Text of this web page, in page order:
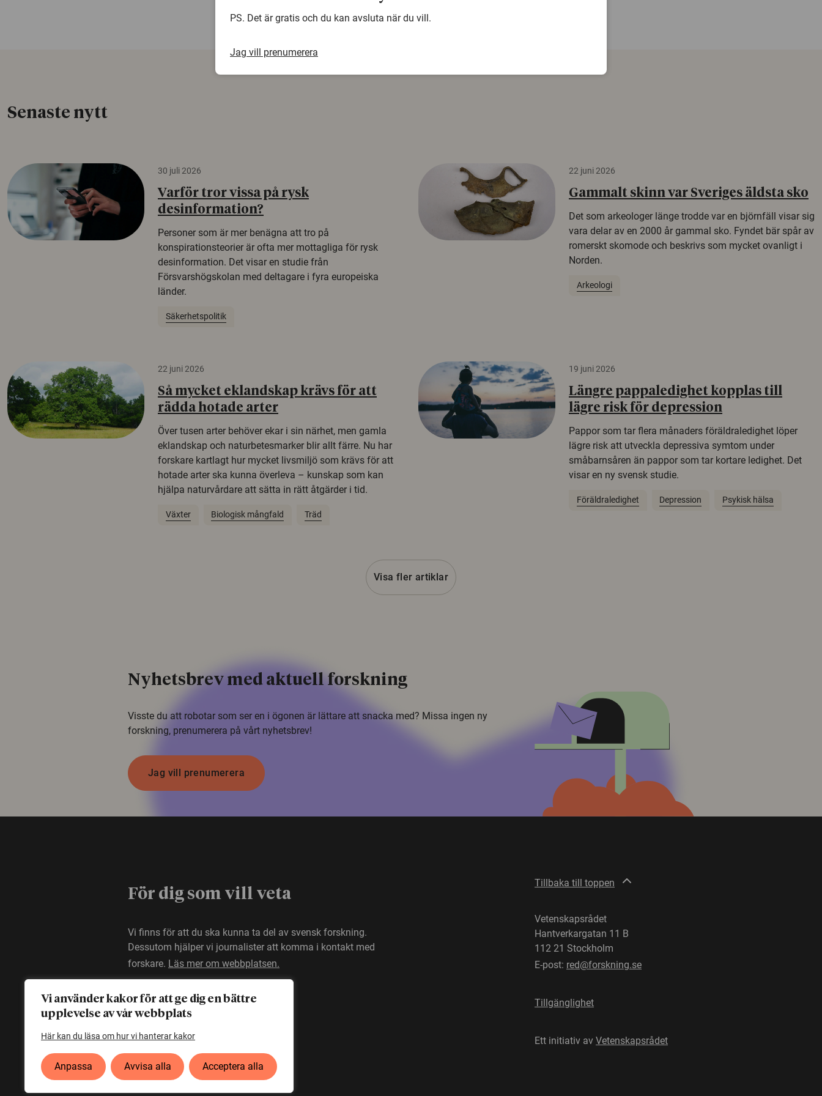
Vi använder kakor för att ge dig en bättre
upplevelse av vår webbplats
Här kan du läsa om hur vi hanterar kakor
Anpassa Avvisa alla Acceptera alla
Senaste nytt
30 juli 2026
Varför tror vissa på rysk
desinformation?
Personer som är mer benägna att tro på
konspirationsteorier är ofta mer mottagliga för rysk
desinformation. Det visar en studie från
Försvarshögskolan med deltagare i fyra europeiska
länder.
Säkerhetspolitik
22 juni 2026
Gammalt skinn var Sveriges äldsta sko
Det som arkeologer länge trodde var en björnfäll visar sig
vara delar av en 2000 år gammal sko. Fyndet bär spår av
romerskt skomode och beskrivs som mycket ovanligt i
Norden.
Arkeologi
22 juni 2026
Så mycket eklandskap krävs för att
rädda hotade arter
Över tusen arter behöver ekar i sin närhet, men gamla
eklandskap och naturbetesmarker blir allt färre. Nu har
forskare kartlagt hur mycket livsmiljö som krävs för att
hotade arter ska kunna överleva – kunskap som kan
hjälpa naturvårdare att sätta in rätt åtgärder i tid.
Växter Biologisk mångfald Träd
19 juni 2026
Längre pappaledighet kopplas till
lägre risk för depression
Pappor som tar flera månaders föräldraledighet löper
lägre risk att utveckla depressiva symtom under
småbarnsåren än pappor som tar kortare ledighet. Det
visar en ny svensk studie.
Föräldraledighet Depression Psykisk hälsa
Visa fler artiklar
Nyhetsbrev med aktuell forskning
Visste du att robotar som ser en i ögonen är lättare att snacka med? Missa ingen ny
forskning, prenumerera på vårt nyhetsbrev!
Jag vill prenumerera
För dig som vill veta
Vi finns för att du ska kunna ta del av svensk forskning.
Dessutom hjälper vi journalister att komma i kontakt med
forskare. Läs mer om webbplatsen.
Tillbaka till toppen
Vetenskapsrådet
Hantverkargatan 11 B
112 21 Stockholm
E-post: red@forskning.se
Tillgänglighet
Ett initiativ av Vetenskapsrådet
PS. Det är gratis och du kan avsluta när du vill.
Jag vill prenumerera